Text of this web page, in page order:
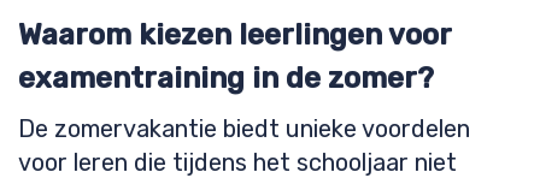
Waarom kiezen leerlingen voor
examentraining in de zomer?
De zomervakantie biedt unieke voordelen
voor leren die tijdens het schooljaar niet